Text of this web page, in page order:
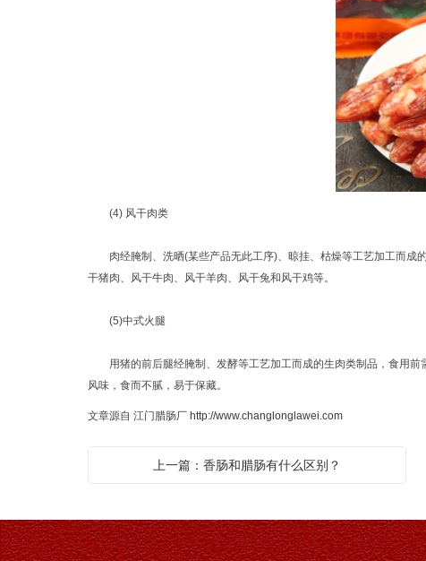
(4) 风干肉类
肉经腌制、洗晒(某些产品无此工序)、晾挂、枯燥等工艺加工而成
干猪肉、风干牛肉、风干羊肉、风干兔和风干鸡等。
(5)中式火腿
用猪的前后腿经腌制、发酵等工艺加工而成的生肉类制品，食用前
风味，食而不腻，易于保藏。
文章源自 江门腊肠厂 http://www.changlonglawei.com
上一篇：香肠和腊肠有什么区别？